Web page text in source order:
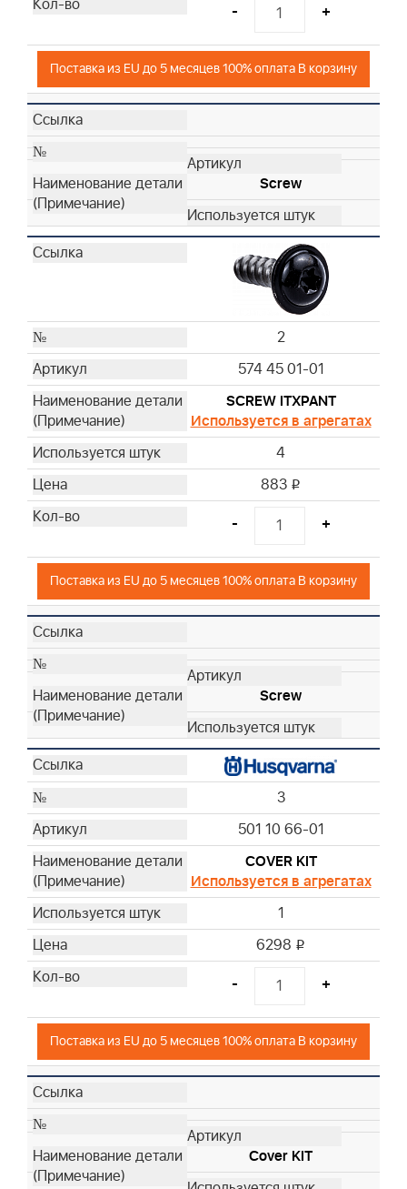
- +
Поставка из EU до 5 месяцев 100% оплата В корзину
Screw
2
574 45 01-01
SCREW ITXPANT
Используется в агрегатах
4
883 i
- +
Поставка из EU до 5 месяцев 100% оплата В корзину
Screw
3
501 10 66-01
COVER KIT
Используется в агрегатах
1
6298 i
- +
Поставка из EU до 5 месяцев 100% оплата В корзину
Cover KIT